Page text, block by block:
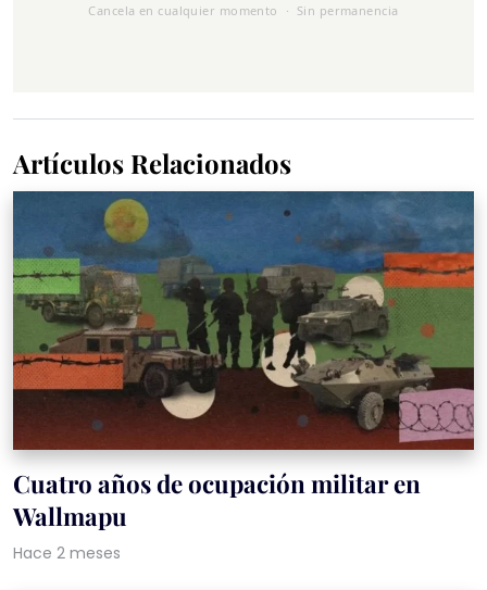
Cancela en cualquier momento · Sin permanencia
Artículos Relacionados
Cuatro años de ocupación militar en
Wallmapu
Hace 2 meses